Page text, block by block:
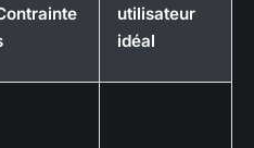
utilisateur
idéal